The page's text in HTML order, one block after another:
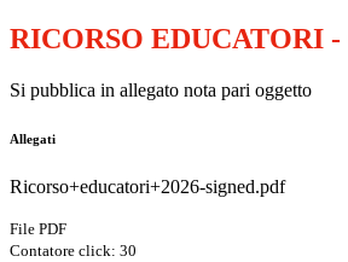
RICORSO EDUCATORI -
Si pubblica in allegato nota pari oggetto
Allegati
Ricorso+educatori+2026-signed.pdf
File PDF
Contatore click: 30